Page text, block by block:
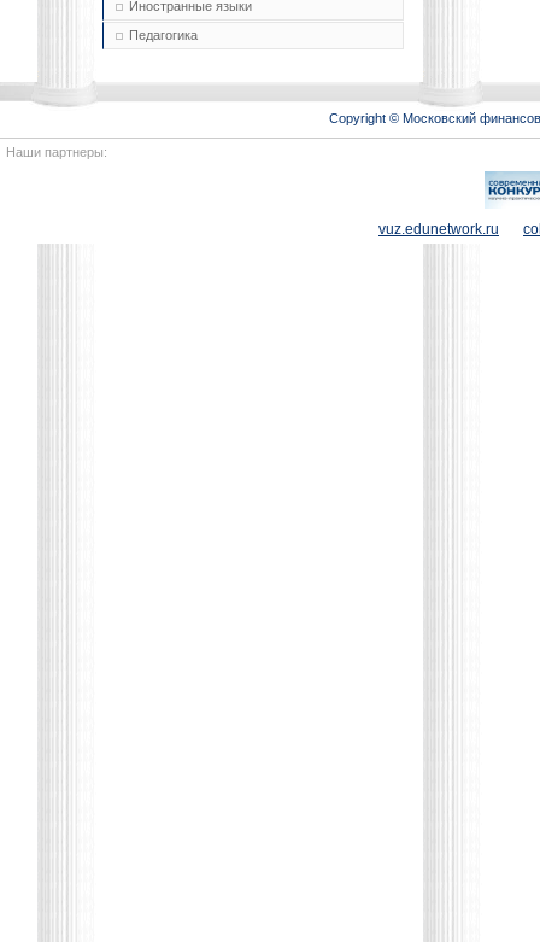
Иностранные языки
Педагогика
Copyright © Московский
Наши партнеры:
vuz.edunetwork.ru